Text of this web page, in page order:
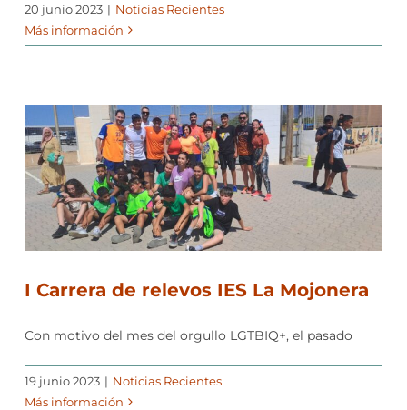
20 junio 2023 | Noticias Recientes
Más información
I Carrera de relevos IES La Mojonera
Con motivo del mes del orgullo LGTBIQ+, el pasado
19 junio 2023 | Noticias Recientes
Más información